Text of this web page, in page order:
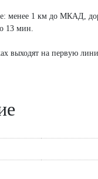
менее 1 км до МКАД,
13 мин.
выходят на первую
номер - 9. Отделка